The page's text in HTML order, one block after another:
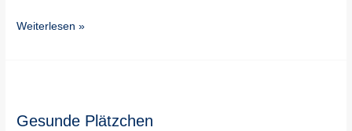
Weiterlesen »
Gesunde Plätzchen